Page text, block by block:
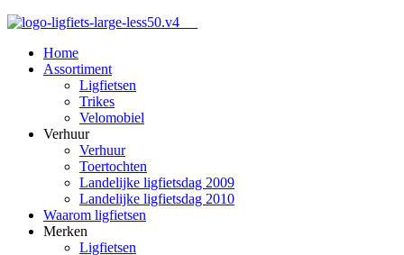
Home
Assortiment
Ligfietsen
Trikes
Velomobiel
Verhuur
Verhuur
Toertochten
Landelijke ligfietsdag 2009
Landelijke ligfietsdag 2010
Waarom ligfietsen
Merken
Ligfietsen